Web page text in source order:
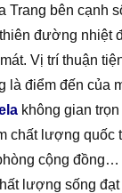
Trang bên cạnh
đường nhiệt
Vị trí thuận
là điểm đến của
không gian
chất lượng quốc
cộng
lượng sống